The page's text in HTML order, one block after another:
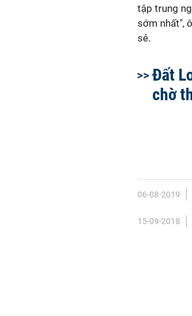
tập trung
sớm nhất",
sẻ.
Đất
chờ
06-08-2019
15-09-2018